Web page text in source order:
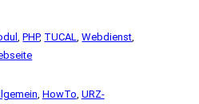
, PHP, TUCAL, Webdienst
, HowTo, URZ-